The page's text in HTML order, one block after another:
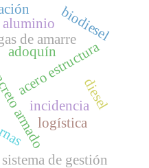
armado
acero estructura
incidencia
de amarre
sistema de gestión
adoquín
logística
biodiesel
diesel
aluminio